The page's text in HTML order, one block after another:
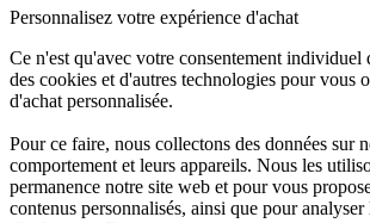
Personnalisez votre expérience d'achat
Ce n'est qu'avec votre consentement individuel
des cookies et d'autres technologies pour vous
d'achat personnalisée.
Pour ce faire, nous collectons des données sur
comportement et leurs appareils. Nous les
permanence notre site web et pour vous
contenus personnalisés, ainsi que pour analyser